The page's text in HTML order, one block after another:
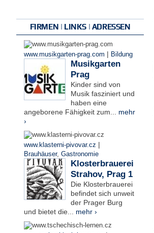
FIRMEN | LINKS | ADRESSEN
www.musikgarten-prag.com | Bildung
Musikgarten
Prag
Kinder sind von
Musik fasziniert und
haben eine
angeborene Fähigkeit zum... mehr
›
www.klasterni-pivovar.cz |
Brauhäuser, Gastronomie
Klosterbrauerei
Strahov, Prag 1
Die Klosterbrauerei
befindet sich unweit
der Prager Burg
und bietet die... mehr ›